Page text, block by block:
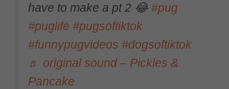
have to make a pt 2 😂 #pug
#puglife #pugsoftiktok
#funnypugvideos #dogsoftiktok
♬ original sound – Pickles &
Pancake